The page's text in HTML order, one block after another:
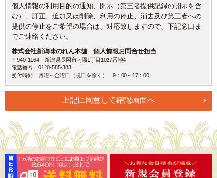
個人情報の利用目的の通知、開示（第三者提供記録の開示を含
む）、訂正、追加又は削除、利用の停止、消去及び第三者への
提供の停止をご希望の場合は、対応致しますので、下記窓口ま
でご連絡ください。
株式会社新潟味のれん本舗 個人情報お問合せ担当
〒940-1164 新潟県長岡市南陽1丁目1027番地4
電話番号 0120-585-383
受付時間 月曜～金曜日（祝日を除く） 9：00～17：00